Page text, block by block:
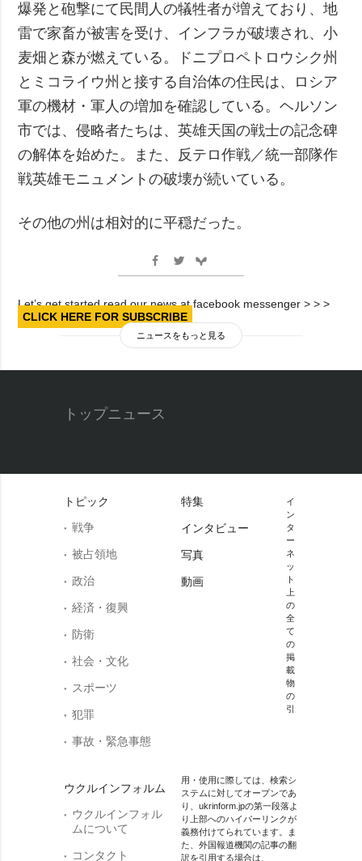
爆発と砲撃にて民間人の犠牲者が増えており、地
雷で家畜が被害を受け、インフラが破壊され、小
麦畑と森が燃えている。ドニプロペトロウシク州
とミコライウ州と接する自治体の住民は、ロシア
軍の機材・軍人の増加を確認している。ヘルソン
市では、侵略者たちは、英雄天国の戦士の記念碑
の解体を始めた。また、反テロ作戦／統一部隊作
戦英雄モニュメントの破壊が続いている。
その他の州は相対的に平穏だった。
Let’s get started read our news at facebook messenger > > >
CLICK HERE FOR SUBSCRIBE
ニュースをもっと見る
トップニュース
トピック
戦争
被占領地
政治
経済・復興
防衛
社会・文化
スポーツ
犯罪
事故・緊急事態
ウクルインフォルム
ウクルインフォル
ムについて
コンタクト
特集
インタビュー
写真
動画
イ
ン
タ
ー
ネ
ッ
ト
上
の
全
て
の
掲
載
物
の
引
用・使用に際しては、検索シ
ステムに対してオープンであ
り、ukrinform.jpの第一段落よ
り上部へのハイパーリンクが
義務付けてられています。ま
た、外国報道機関の記事の翻
訳を引用する場合は、